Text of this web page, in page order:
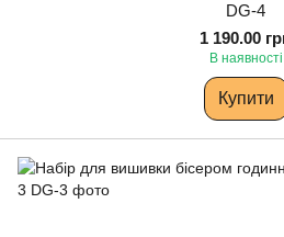
DG-4
1 190.00
В наявності
Купити